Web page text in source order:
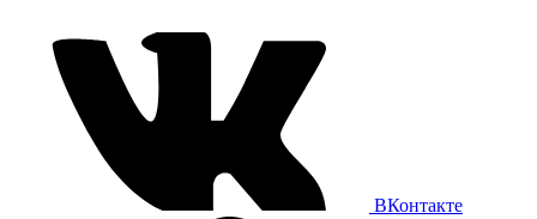
ВКонтакте